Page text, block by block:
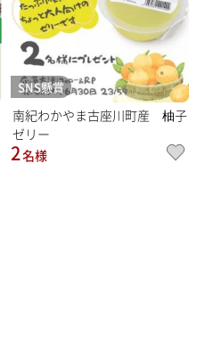
SNS懸賞
南紀わかやま古座川町産 柚子
ゼリー
2名様